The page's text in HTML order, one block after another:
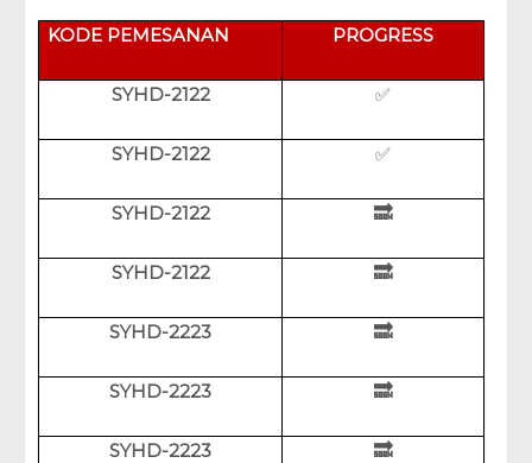
KODE PEMESANAN PROGRESS
SYHD-2122 ✅
SYHD-2122 ✅
SYHD-2122 🔜
SYHD-2122 🔜
SYHD-2223 🔜
SYHD-2223 🔜
SYHD-2223 🔜